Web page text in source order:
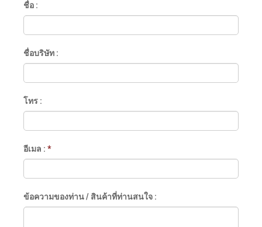
ชื่อ :
ชื่อบริษัท :
โทร :
อีเมล : *
ข้อความของท่าน / สินค้าที่ท่านสนใจ :